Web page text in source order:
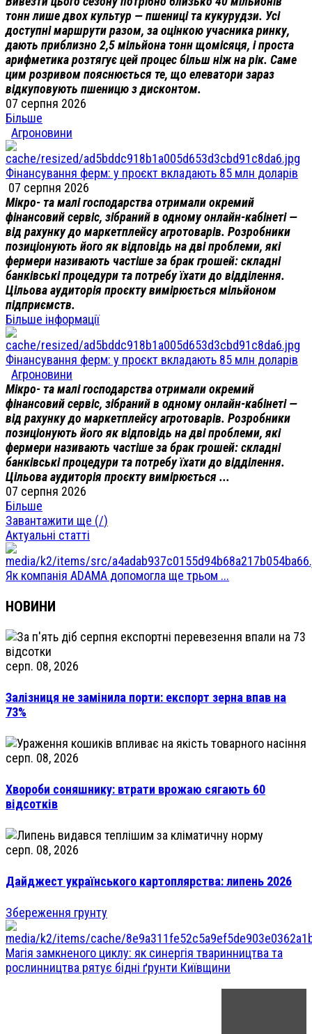
тонн лише двох культур — пшениці та кукурудзи. Усі
доступні маршрути разом, за оцінкою учасника ринку,
дають приблизно 2,5 мільйона тонн щомісяця, і проста
арифметика розтягує цей процес більш ніж на рік. Саме
цим розривом пояснюється те, що елеватори зараз
відкуповують пшеницю з дисконтом.
07 серпня 2026
Більше
Агроновини
Фінансування ферм: у проєкт вкладають 85 млн доларів
07 серпня 2026
Мікро- та малі господарства отримали окремий
фінансовий сервіс, зібраний в одному онлайн-кабінеті —
від рахунку до маркетплейсу агротоварів. Розробники
позиціонують його як відповідь на дві проблеми, які
фермери називають частіше за брак грошей: складні
банківські процедури та потребу їхати до відділення.
Цільова аудиторія проєкту вимірюється мільйоном
підприємств.
Більше інформації
Фінансування ферм: у проєкт вкладають 85 млн доларів
Агроновини
Мікро- та малі господарства отримали окремий
фінансовий сервіс, зібраний в одному онлайн-кабінеті —
від рахунку до маркетплейсу агротоварів. Розробники
позиціонують його як відповідь на дві проблеми, які
фермери називають частіше за брак грошей: складні
банківські процедури та потребу їхати до відділення.
Цільова аудиторія проєкту вимірюється ...
07 серпня 2026
Більше
Завантажити ще (/)
Актуальні статті
Як компанія ADAMA допомогла ще трьом ...
НОВИНИ
серп. 08, 2026
Залізниця не замінила порти: експорт зерна впав на
73%
серп. 08, 2026
Хвороби соняшнику: втрати врожаю сягають 60
відсотків
серп. 08, 2026
Дайджест українського картоплярства: липень 2026
Збереження грунту
Магія замкненого циклу: як синергія тваринництва та
рослинництва рятує бідні ґрунти Київщини